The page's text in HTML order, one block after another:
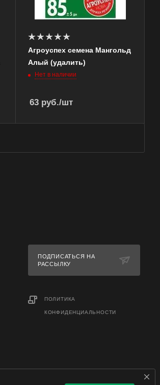
Агроуспех семена Мангольд
Алый (удалить)
Нет в наличии
63 руб./шт
ПОДПИСАТЬСЯ НА
РАССЫЛКУ
ПОЛИТИКА
КОНФИДЕНЦИАЛЬНОСТИ